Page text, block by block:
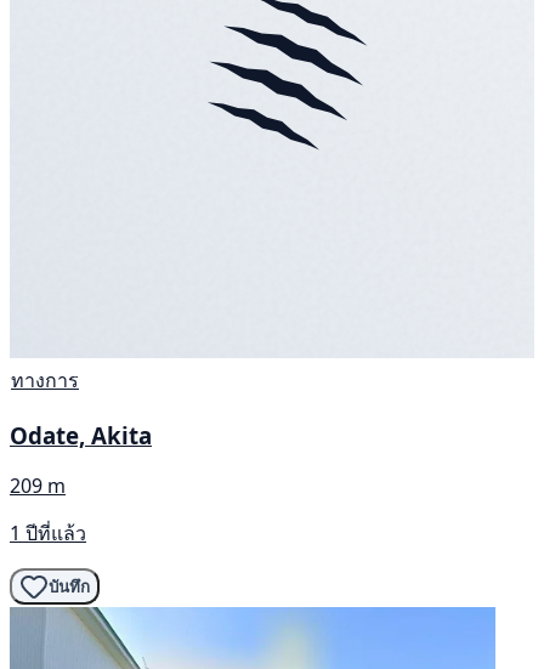
ทางการ
Odate, Akita
209 m
1 ปีที่แล้ว
บันทึก